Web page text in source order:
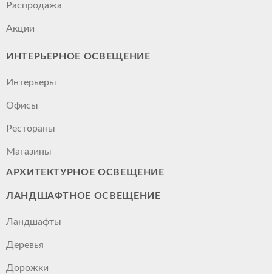
Распродажа
Акции
ИНТЕРЬЕРНОЕ ОСВЕЩЕНИЕ
Интерьеры
Офисы
Рестораны
Магазины
АРХИТЕКТУРНОЕ ОСВЕЩЕНИЕ
ЛАНДШАФТНОЕ ОСВЕЩЕНИЕ
Ландшафты
Деревья
Дорожки